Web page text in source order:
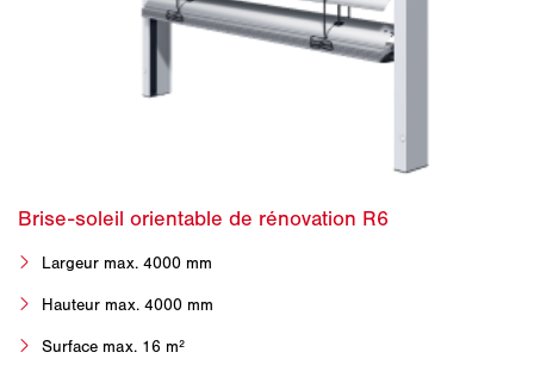
Largeur max. 4000 mm
Hauteur max. 4000 mm
Surface max. 16 m²